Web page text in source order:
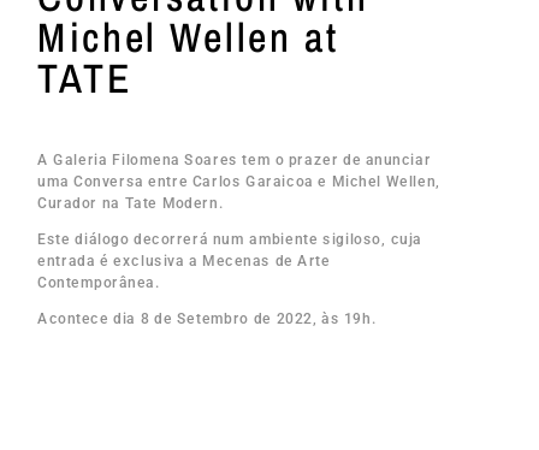
Michel Wellen at
TATE
A Galeria Filomena Soares tem o prazer de anunciar
uma Conversa entre Carlos Garaicoa e Michel Wellen,
Curador na Tate Modern.
Este diálogo decorrerá num ambiente sigiloso, cuja
entrada é exclusiva a Mecenas de Arte
Contemporânea.
Acontece dia 8 de Setembro de 2022, às 19h.